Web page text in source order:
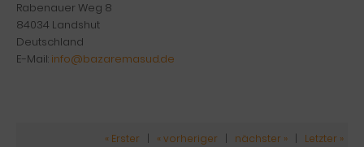
Rabenauer Weg 8
84034 Landshut
Deutschland
E-Mail: info@bazaremasud.de
« Erster « vorheriger nächster » Letzter »